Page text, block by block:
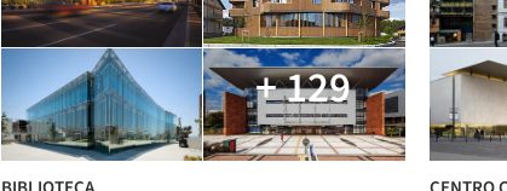
+ 129